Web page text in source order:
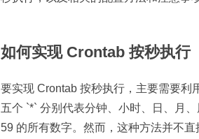
如何实现 Crontab 按秒执行
要实现 Crontab 按秒执行，主要需要利
五个 `*` 分别代表分钟、小时、日、月
59 的所有数字。然而，这种方法并不